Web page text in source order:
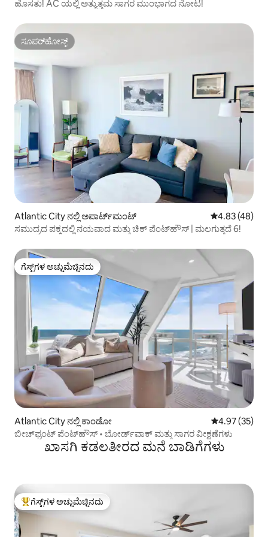
ಹೊಸತು! AC ಯಲ್ಲಿ ಅತ್ಯುತ್ತಮ ಸಾಗರ ಮುಂಭಾಗದ ನೋಟ!
ಸೂಪರ್‌ಹೋಸ್ಟ್
ಸೂಪರ್‌ಹೋಸ್ಟ್
Atlantic City ನಲ್ಲಿ ಅಪಾರ್ಟ್‌ಮಂಟ್ 5 ರಲ್ಲಿ 4.83
4.83 (48)
ಸಮುದ್ರದ ಪಕ್ಕದಲ್ಲಿ ನಯವಾದ ಮತ್ತು ಚಿಕ್ ಪೆಂಟ್‌ಹೌಸ್ | ಮಲಗುತ್ತದೆ 6!
ಗೆಸ್ಟ್‌ಗಳ ಅಚ್ಚುಮೆಚ್ಚಿನದು
ಗೆಸ್ಟ್‌ಗಳ ಅಚ್ಚುಮೆಚ್ಚಿನದು
Atlantic City ನಲ್ಲಿ ಕಾಂಡೋ 5 ರಲ್ಲಿ 4.97
4.97 (35)
ಬೀಚ್‌ಫ್ರಂಟ್ ಪೆಂಟ್‌ಹೌಸ್ • ಬೋರ್ಡ್‌ವಾಕ್ ಮತ್ತು ಸಾಗರ ವೀಕ್ಷಣೆಗಳು
ಖಾಸಗಿ ಕಡಲತೀರದ ಮನೆ ಬಾಡಿಗೆಗಳು
ಗೆಸ್ಟ್‌ಗಳಿಗೆ ಅತಿ ಹೆಚ್ಚು ಅಚ್ಚುಮೆಚ್ಚಿನದು
ಗೆಸ್ಟ್‌ಗಳ ಅಚ್ಚುಮೆಚ್ಚಿನದು